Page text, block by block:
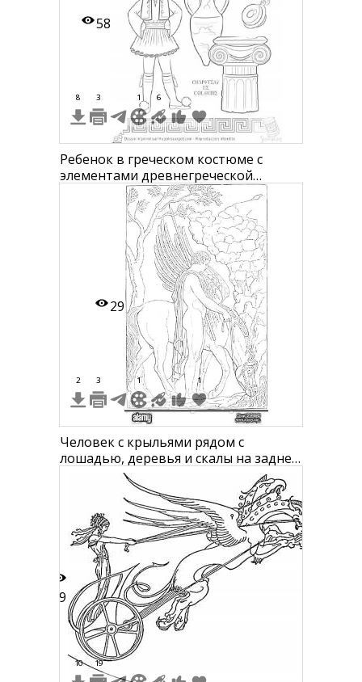
58
8 3 1 6
Ребенок в греческом костюме с
элементами древнегреческой
культуры (тетрадрахма, амфора,
амулет, колонна).
29
2 3 1 1
Человек с крыльями рядом с
лошадью, деревья и скалы на заднем
39
10 19